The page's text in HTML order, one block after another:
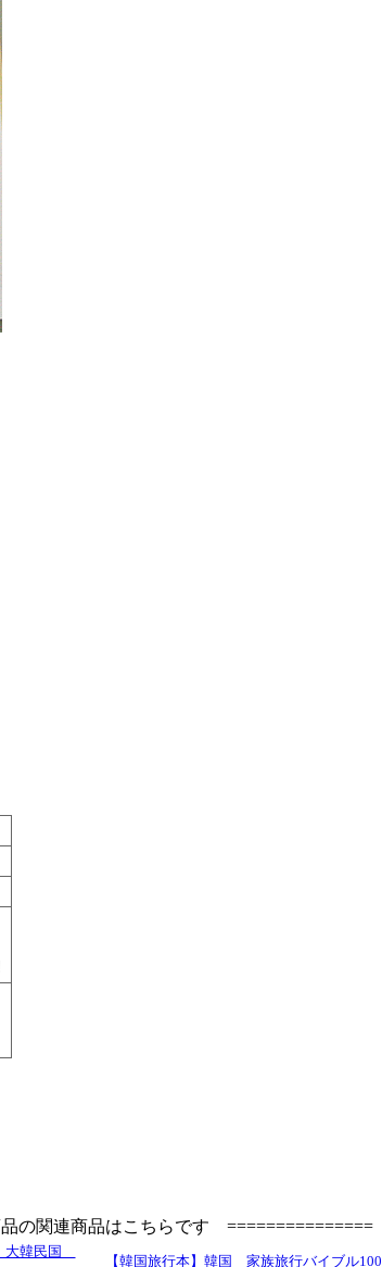
の関連商品はこちらです ===============
大韓民国
【韓国旅行本】韓国 家族旅行バイブル100